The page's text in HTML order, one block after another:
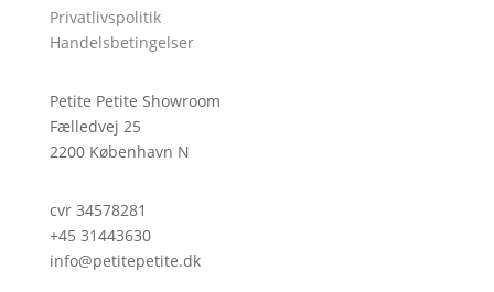
Privatlivspolitik
Handelsbetingelser
Petite Petite Showroom
Fælledvej 25
2200 København N
cvr 34578281
+45 31443630
info@petitepetite.dk